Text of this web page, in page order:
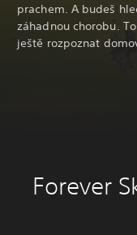
prachem. A budeš
záhadnou chorobu.
ještě rozpoznat
Forever